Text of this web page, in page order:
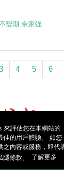
來評估您在本網站的
佳的用戶體驗。 如您
之內容或服務，即代
隱條款。
了解更多
變期 余家強
4 5 6
有限公司版權所有
Kong